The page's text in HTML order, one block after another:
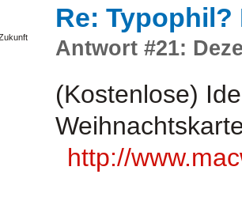
Re:
Antwort #21:
(Kostenlose)
http://